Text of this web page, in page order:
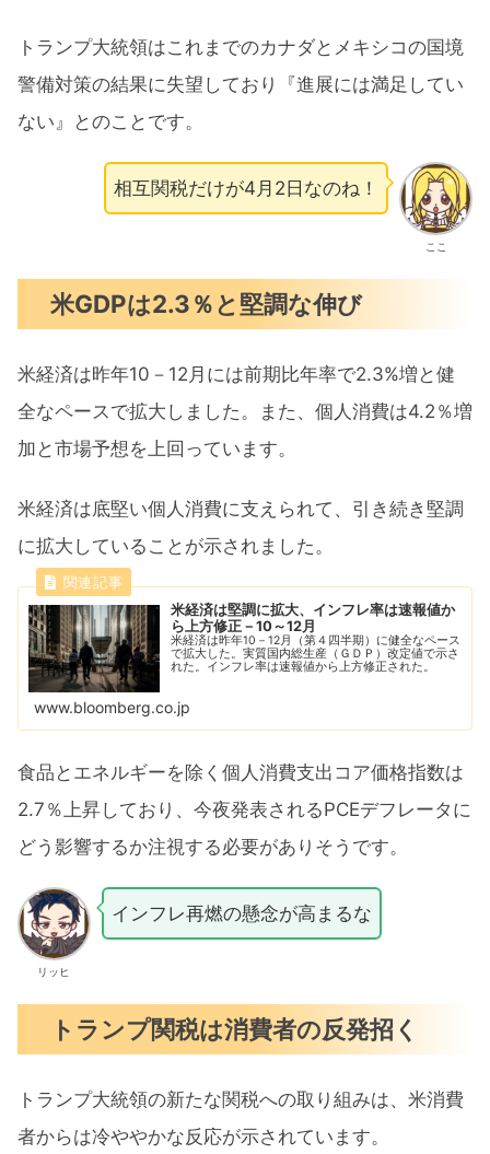
トランプ大統領はこれまでのカナダとメキシコの国境
警備対策の結果に失望しており『進展には満足してい
ない』とのことです。
ここ
相互関税だけが4月2日なのね！
米GDPは2.3％と堅調な伸び
米経済は昨年10－12月には前期比年率で2.3%増と健
全なペースで拡大しました。また、個人消費は4.2％増
加と市場予想を上回っています。
米経済は底堅い個人消費に支えられて、引き続き堅調
に拡大していることが示されました。
米経済は堅調に拡大、インフレ率は速報値か
ら上方修正－10～12月
米経済は昨年10－12月（第４四半期）に健全なペース
で拡大した。実質国内総生産（ＧＤＰ）改定値で示さ
れた。インフレ率は速報値から上方修正された。
www.bloomberg.co.jp
食品とエネルギーを除く個人消費支出コア価格指数は
2.7％上昇しており、今夜発表されるPCEデフレータに
どう影響するか注視する必要がありそうです。
リッヒ
インフレ再燃の懸念が高まるな
トランプ関税は消費者の反発招く
トランプ大統領の新たな関税への取り組みは、米消費
者からは冷ややかな反応が示されています。